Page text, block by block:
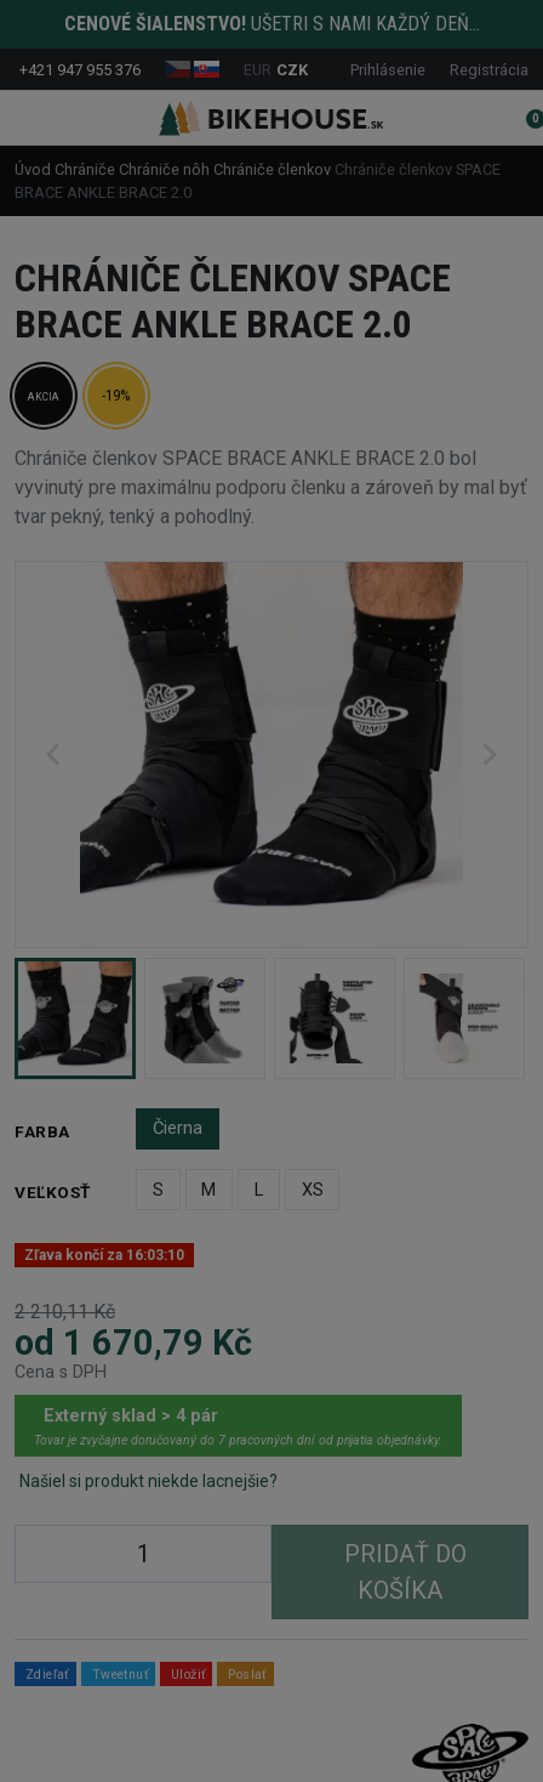
CENOVÉ ŠIALENSTVO! UŠETRI S NAMI KAŽDÝ DEŇ...
+421 947 955 376 EUR CZK Prihlásenie Registrácia
0
Úvod Chrániče Chrániče nôh Chrániče členkov Chrániče členkov SPACE
BRACE ANKLE BRACE 2.0
CHRÁNIČE ČLENKOV SPACE
BRACE ANKLE BRACE 2.0
AKCIA -19%
Chrániče členkov SPACE BRACE ANKLE BRACE 2.0 bol
vyvinutý pre maximálnu podporu členku a zároveň by mal byť
tvar pekný, tenký a pohodlný.
FARBA Čierna
VEĽKOSŤ S M L XS
Zľava končí za 16:03:10
2 210,11 Kč
od 1 670,79 Kč
Cena s DPH
Externý sklad > 4 pár
Tovar je zvyčajne doručovaný do 7 pracovných dní od prijatia objednávky.
Našiel si produkt niekde lacnejšie?
PRIDAŤ DO
KOŠÍKA
Zdieľať Tweetnuť Uložiť Poslať